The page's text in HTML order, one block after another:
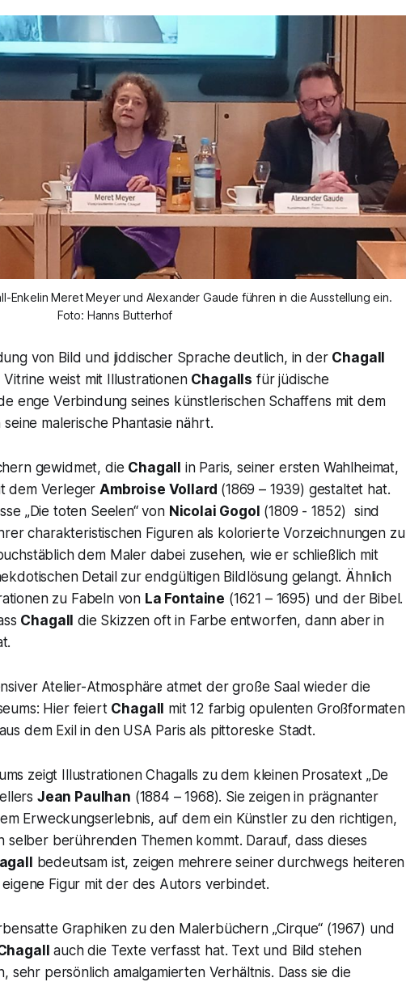
Foto: Hanns Butterhof
von Bild und jiddischer Sprache deutlich, in der Chagall
weist mit Illustrationen Chagalls für jüdische
enge Verbindung seines künstlerischen Schaffens mit dem
malerische Phantasie nährt.
gewidmet, die Chagall in Paris, seiner ersten Wahlheimat,
dem VerlegerAmbroise Vollard (1869 – 1939) gestaltet hat.
„Die toten Seelen“ von Nicolai Gogol (1809 - 1852) sind
charakteristischen Figuren als kolorierte Vorzeichnungen zu
dem Maler dabei zusehen, wie er schließlich mit
Detail zur endgültigen Bildlösung gelangt. Ähnlich
zu Fabeln von La Fontaine (1621 – 1695) und der Bibel.
Chagall die Skizzen oft in Farbe entworfen, dann aber in
Atelier-Atmosphäre atmet der große Saal wieder die
Hier feiert Chagall mit 12 farbig opulenten Großformaten
dem Exil in den USA Paris als pittoreske Stadt.
zeigt Illustrationen Chagalls zu dem kleinen Prosatext „De
Jean Paulhan (1884 – 1968). Sie zeigen in prägnanter
Erweckungserlebnis, auf dem ein Künstler zu den richtigen,
selber berührenden Themen kommt. Darauf, dass dieses
bedeutsam ist, zeigen mehrere seiner durchwegs heiteren
Figur mit der des Autors verbindet.
Graphiken zu den Malerbüchern „Cirque“ (1967) und
auch die Texte verfasst hat. Text und Bild stehen
sehr persönlich amalgamierten Verhältnis. Dass sie die